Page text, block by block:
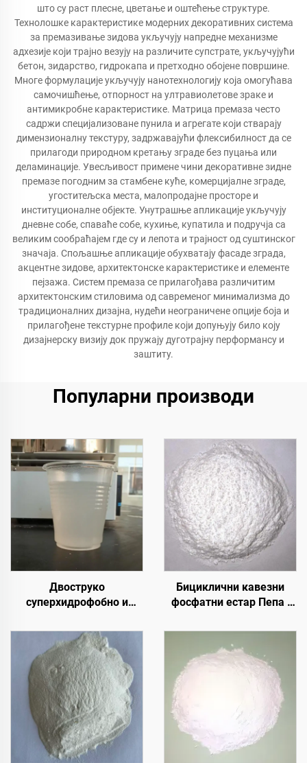
што су раст плесне, цветање и оштећење структуре.
Технолошке карактеристике модерних декоративних система
за премазивање зидова укључују напредне механизме
адхезије који трајно везују на различите супстрате, укључујући
бетон, зидарство, гидрокапа и претходно обојене површине.
Многе формулације укључују нанотехнологију која омогућава
самочишћење, отпорност на ултравиолетове зраке и
антимикробне карактеристике. Матрица премаза често
садржи специјализоване пунила и агрегате који стварају
димензионалну текстуру, задржавајући флексибилност да се
прилагоди природном кретању зграде без пуцања или
деламинације. Увесљивост примене чини декоративне зидне
премазе погодним за стамбене куће, комерцијалне зграде,
угоститељска места, малопродајне просторе и
институционалне објекте. Унутрашње апликације укључују
дневне собе, спаваће собе, кухиње, купатила и подручја са
великим сообраћајем где су и лепота и трајност од суштинског
значаја. Спољашње апликације обухватају фасаде зграда,
акцентне зидове, архитектонске карактеристике и елементе
пејзажа. Систем премаза се прилагођава различитим
архитектонским стиловима од савременог минимализма до
традиционалних дизајна, нудећи неограничене опције боја и
прилагођене текстурне профиле који допуњују било коју
дизајнерску визију док пружају дуготрајну перформансу и
заштиту.
Популарни производи
Двоструко
суперхидрофобно и
премаз за употребу са
радијативним хладним
премазима или у другим
сценаријама који
захтевају хидрофобна и
олеофобна својства
Бициклични кавезни
фосфатни естар Пепа |
карбонизацију
епоксидне смоле, ПП,
ЕВА материјала